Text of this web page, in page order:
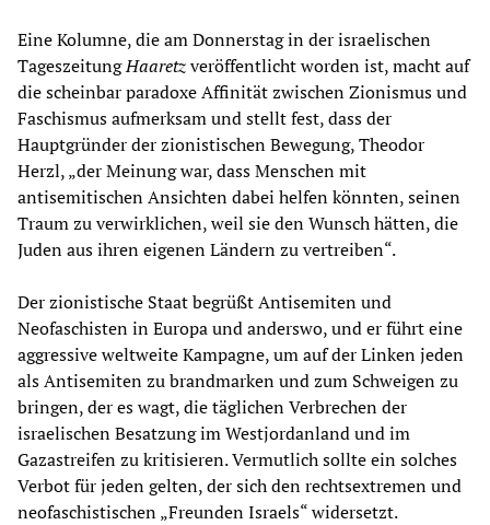
Eine Kolumne, die am Donnerstag in der israelischen
TageszeitungHaaretzveröffentlicht worden ist, macht auf
die scheinbar paradoxe Affinität zwischen Zionismus und
Faschismus aufmerksam und stellt fest, dass der
Hauptgründer der zionistischen Bewegung, Theodor
Herzl, „der Meinung war, dass Menschen mit
antisemitischen Ansichten dabei helfen könnten, seinen
Traum zu verwirklichen, weil sie den Wunsch hätten, die
Juden aus ihren eigenen Ländern zu vertreiben“.
Der zionistische Staat begrüßt Antisemiten und
Neofaschisten in Europa und anderswo, und er führt eine
aggressive weltweite Kampagne, um auf der Linken jeden
als Antisemiten zu brandmarken und zum Schweigen zu
bringen, der es wagt, die täglichen Verbrechen der
israelischen Besatzung im Westjordanland und im
Gazastreifen zu kritisieren. Vermutlich sollte ein solches
Verbot für jeden gelten, der sich den rechtsextremen und
neofaschistischen „Freunden Israels“ widersetzt.